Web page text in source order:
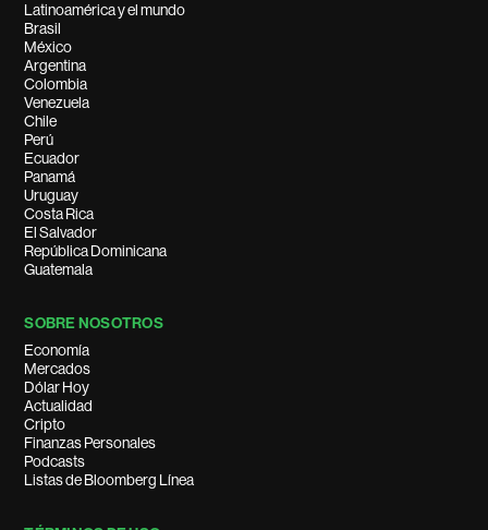
Latinoamérica y el mundo
Brasil
México
Argentina
Colombia
Venezuela
Chile
Perú
Ecuador
Panamá
Uruguay
Costa Rica
El Salvador
República Dominicana
Guatemala
SOBRE NOSOTROS
Economía
Mercados
Dólar Hoy
Actualidad
Cripto
Finanzas Personales
Podcasts
Listas de Bloomberg Línea